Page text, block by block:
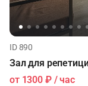
ID 890
Зал для
от 1300 ₽/ час